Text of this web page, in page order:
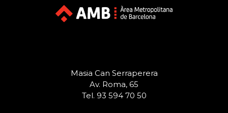
Masia Can Serraperera
Av. Roma, 65
Tel. 93 594 70 50